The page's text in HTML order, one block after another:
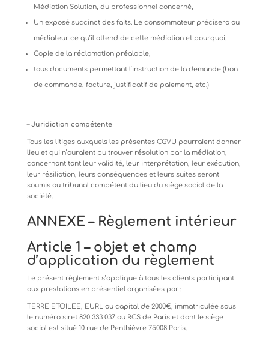
Médiation Solution, du professionnel concerné,
Un exposé succinct des faits. Le consommateur précisera au
médiateur ce qu’il attend de cette médiation et pourquoi,
Copie de la réclamation préalable,
tous documents permettant l’instruction de la demande (bon
de commande, facture, justificatif de paiement, etc.)
– Juridiction compétente
Tous les litiges auxquels les présentes CGVU pourraient donner
lieu et qui n’auraient pu trouver résolution par la médiation,
concernant tant leur validité, leur interprétation, leur exécution,
leur résiliation, leurs conséquences et leurs suites seront
soumis au tribunal compétent du lieu du siège social de la
société.
ANNEXE – Règlement intérieur
Article 1 – objet et champ
d’application du règlement
Le présent règlement s’applique à tous les clients participant
aux prestations en présentiel organisées par :
TERRE ETOILEE, EURL au capital de 2000€, immatriculée sous
le numéro siret 820 333 037 au RCS de Paris et dont le siège
social est situé 10 rue de Penthièvre 75008 Paris.